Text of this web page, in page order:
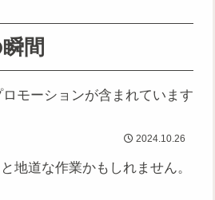
間
モーションが含まれています
2024.10.26
地道な作業かもしれません。